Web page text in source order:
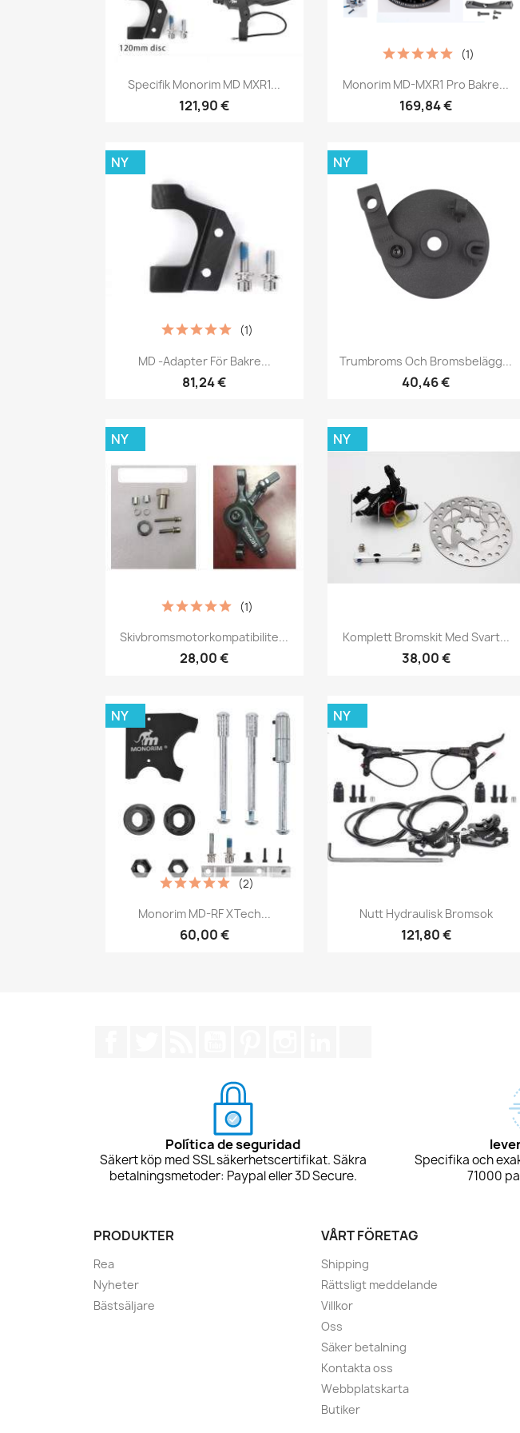
Snabbvy
Specifik Monorim MD MXR1...
121,90 €
Snabbvy
Monorim MD-MXR1 Pro Bakre...
169,84 €
(1)
Snabbvy
MD -adapter För Bakre...
81,24 €
(1)
NY
Snabbvy
Trumbroms Och Bromsbelägg...
40,46 €
NY
Snabbvy
Skivbromsmotorkompatibilite...
28,00 €
(1)
NY
Snabbvy
Komplett Bromskit Med Svart...
38,00 €
NY
Snabbvy
Monorim MD-RF XTech...
60,00 €
(2)
NY
Snabbvy
Nutt Hydraulisk Bromsok
121,80 €
NY
Política de seguridad
Säkert köp med SSL säkerhetscertifikat. Säkra
betalningsmetoder: Paypal eller 3D Secure.
Specifika och
71000
PRODUKTER
Rea
Nyheter
Bästsäljare
VÅRT FÖRETAG
Shipping
Rättsligt meddelande
Villkor
Oss
Säker betalning
Kontakta oss
Webbplatskarta
Butiker